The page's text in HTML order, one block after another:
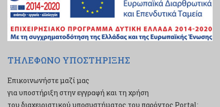
ΤΗΛΕΦΩΝΟ ΥΠΟΣΤΗΡΙΞΗΣ
Επικοινωνήστε μαζί μας
για υποστήριξη στην εγγραφή και τη χρήση
του διαχειριστικού υποσυστήματος του παρόντος Portal: